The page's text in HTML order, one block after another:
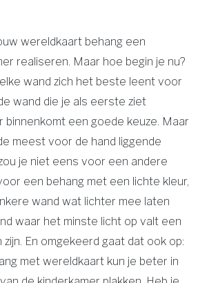
wereldkaart behang een
realiseren. Maar hoe begin je nu?
wand zich het beste leent voor
wand die je als eerste ziet
binnenkomt een goede keuze. Maar
meest voor de hand liggende
je niet eens voor een andere
een behang met een lichte kleur,
wand wat lichter mee laten
waar het minste licht op valt een
En omgekeerd gaat dat ook op:
met wereldkaart kun je beter in